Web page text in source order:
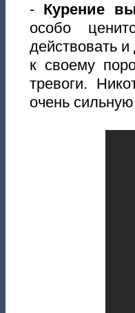
- Курение
особо
действовать
к своему
тревоги.
очень